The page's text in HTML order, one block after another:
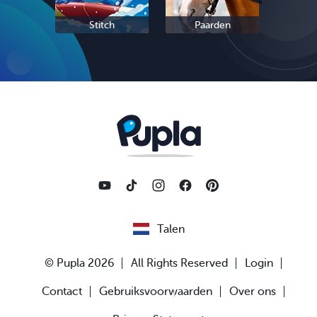
Stitch Paarden
Talen
© Pupla 2026 All Rights Reserved Login
Contact Gebruiksvoorwaarden Over ons